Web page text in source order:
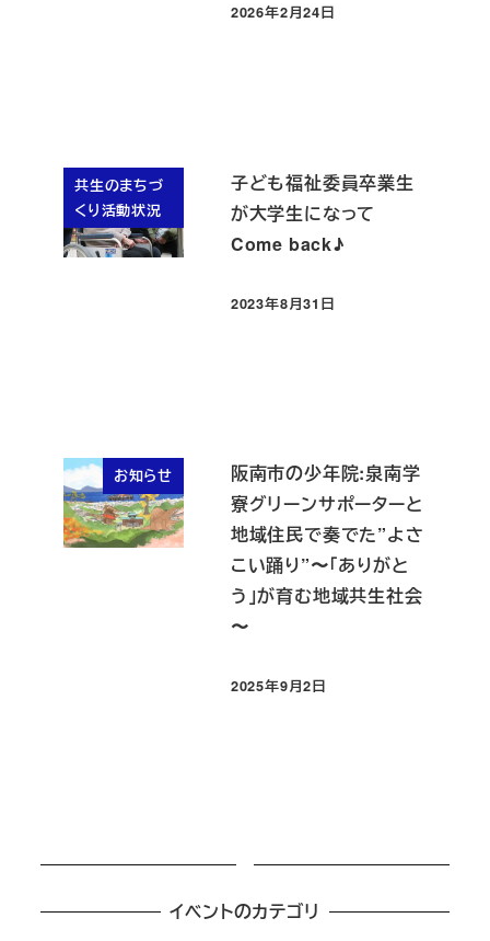
投稿日
2026年2月24日
共生のまちづ
くり活動状況
子ども福祉委員卒業生
が大学生になって
Come back♪
投稿日
2023年8月31日
お知らせ
阪南市の少年院:泉南学
寮グリーンサポーターと
地域住民で奏でた”よさ
こい踊り”〜「ありがと
う」が育む地域共生社会
〜
投稿日
2025年9月2日
イベントのカテゴリ